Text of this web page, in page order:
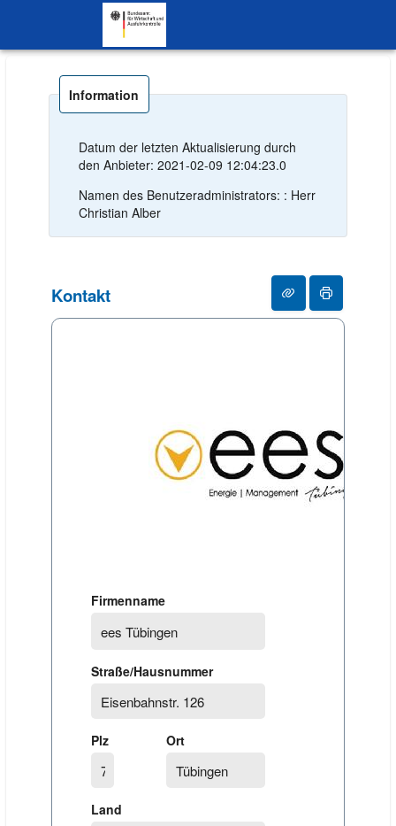
SKIP TO CONTENT.
Information
Datum der letzten Aktualisierung durch
den Anbieter: 2021-02-09 12:04:23.0
Namen des Benutzeradministrators: : Herr
Christian Alber
Kontakt
Firmenname
Straße/Hausnummer
Plz Ort
Land